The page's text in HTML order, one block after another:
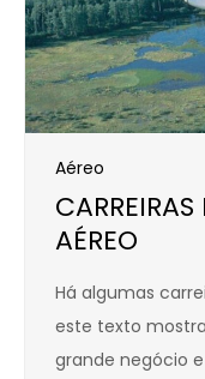
Aéreo
CARREIRAS
AÉREO
Há algumas
este texto
grande negócio